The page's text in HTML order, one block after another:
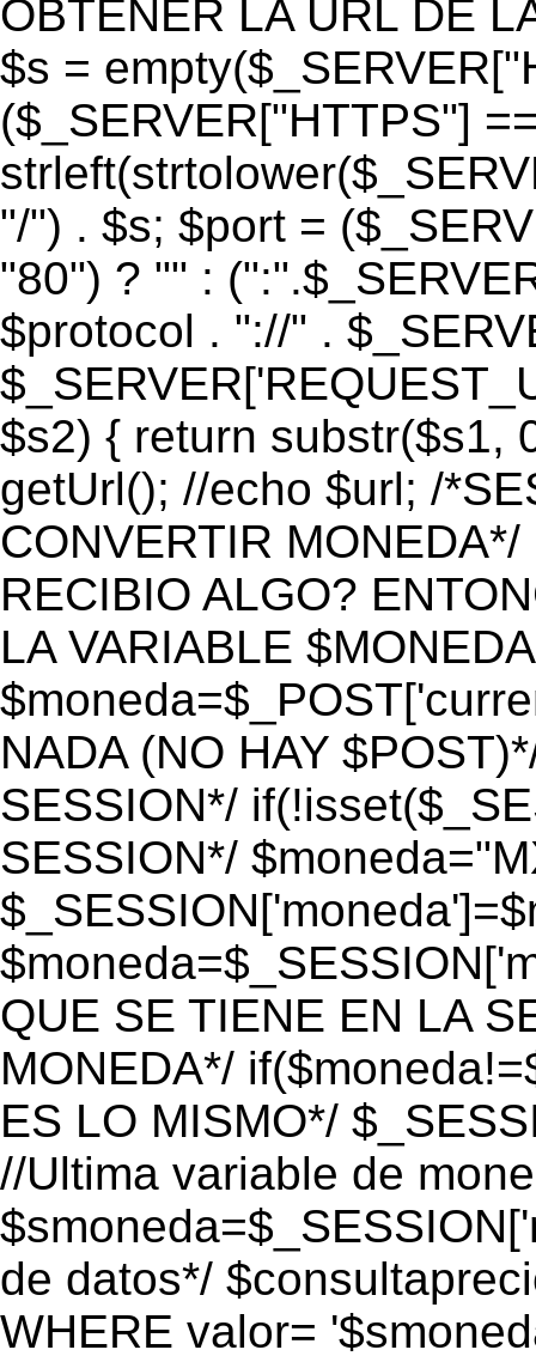
OBTENER LA URL DE
$s =
($_SERVER["HTTPS"]
"/") . $s; $port =
"80") ? "" :
$protocol . "://" .
$s2) { return substr($s1,
getUrl(); //echo $url; /
CONVERTIR
RECIBIO ALGO?
LA VARIABLE
NADA (NO HAY
SESSION*/
SESSION*/
QUE SE TIENE EN LA
MONEDA*/
ES LO MISMO*/
//Ultima variable de
de datos*/
WHERE valor=